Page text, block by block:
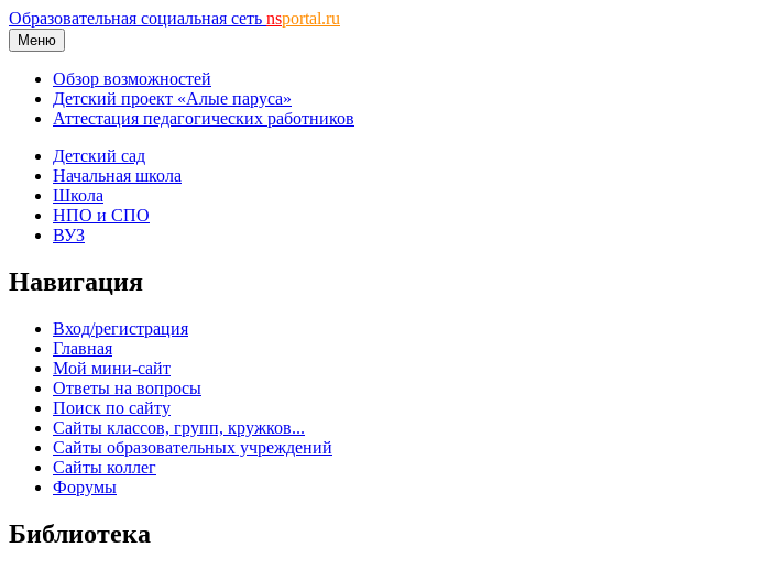
Образовательная социальная сеть nsportal.ru
Меню
Обзор возможностей
Детский проект «Алые паруса»
Аттестация педагогических работников
Детский сад
Начальная школа
Школа
НПО и СПО
ВУЗ
Навигация
Вход/регистрация
Главная
Мой мини-сайт
Ответы на вопросы
Поиск по сайту
Сайты классов, групп, кружков...
Сайты образовательных учреждений
Сайты коллег
Форумы
Библиотека